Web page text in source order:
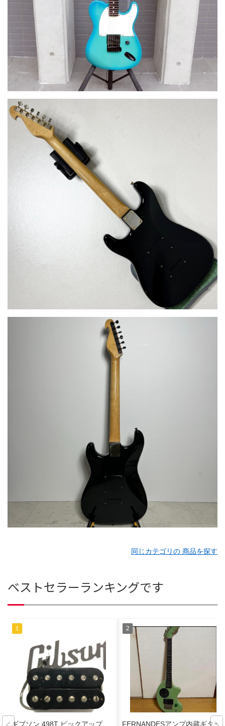
同じカテゴリの 商品を探す
ベストセラーランキングです
ギブソン 498T ピックアップ FERNANDESアンプ内蔵ギター